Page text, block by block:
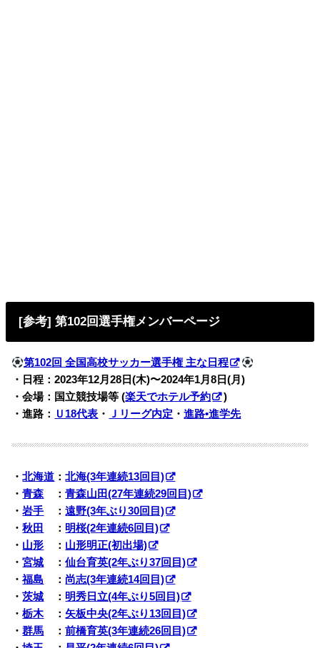
[参考] 第102回選手権メンバーページ
第102回 全国高校サッカー選手権 主な日程
・日程：2023年12月28日(木)〜2024年1月8日(月)
・会場：国立競技場等 (楽天でホテル予約
)
・進路：
Ｕ18代表 ・ Ｊリーグ内定 ・進路•進学先
・北海道 ：北海(3年連続13回目)
・青森 ：青森山田(27年連続29回目)
・岩手 ：遠野(3年ぶり30回目)
・秋田 ： 明桜(2年連続6回目)
・ 山形 ： 山形明正(初出場)
・宮城 ：仙台育英(2年ぶり37回目)
・福島 ： 尚志(3年連続14回目)
・茨城 ： 明秀日立(4年ぶり5回目)
・栃木： 矢板中央(2年ぶり13回目)
・群馬 ：前橋育英(3年連続26回目)